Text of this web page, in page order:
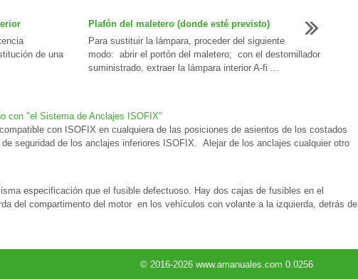
de una
Plafón del maletero (donde esté previsto)
Para sustituir la lámpara, proceder del siguiente
modo: abrir el portón del maletero; con el destornillador
suministrado, extraer la lámpara interior A-fi ...
con "el Sistema de Anclajes ISOFIX"
con ISOFIX en cualquiera de las posiciones de asientos de los costados
seguridad de los anclajes inferiores ISOFIX. Alejar de los anclajes cualquier otro
especificación que el fusible defectuoso. Hay dos cajas de fusibles en el
del compartimento del motor en los vehículos con volante a la izquierda, detrás del
© 2016-2026 www.amanuales.com 0.0256